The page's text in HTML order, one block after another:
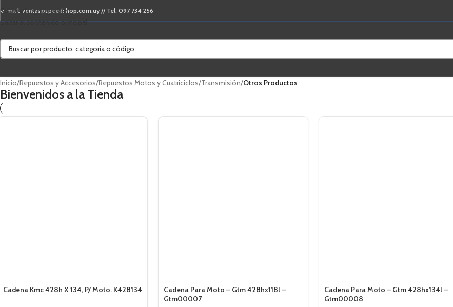
Saltar a la navegación
Saltar al contenido principal
e-mail: ventas@speedshop.com.uy // Tel. 097 734 256
Inicio/Repuestos y Accesorios/Repuestos Motos y Cuatriciclos/Transmisión/Otros Productos
Bienvenidos a la Tienda
Cadena Kmc 428h X 134, P/ Moto. K428134
Cadena Para Moto – Gtm 428hx118l –
Gtm00007
Cadena Para Moto – Gtm 428hx134l –
Gtm00008